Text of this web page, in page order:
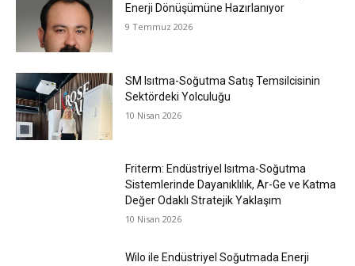
Enerji Dönüşümüne Hazırlanıyor
9 Temmuz 2026
SM Isıtma-Soğutma Satış Temsilcisinin
Sektördeki Yolculuğu
10 Nisan 2026
Friterm: Endüstriyel Isıtma-Soğutma
Sistemlerinde Dayanıklılık, Ar-Ge ve Katma
Değer Odaklı Stratejik Yaklaşım
10 Nisan 2026
Wilo ile Endüstriyel Soğutmada Enerji